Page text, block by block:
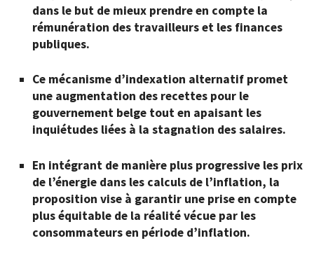
dans le but de mieux prendre en compte la
rémunération des travailleurs et les finances
publiques.
Ce mécanisme d’indexation alternatif promet
une augmentation des recettes pour le
gouvernement belge tout en apaisant les
inquiétudes liées à la stagnation des salaires.
En intégrant de manière plus progressive les prix
de l’énergie dans les calculs de l’inflation, la
proposition vise à garantir une prise en compte
plus équitable de la réalité vécue par les
consommateurs en période d’inflation.